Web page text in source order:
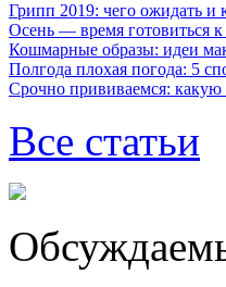
Грипп 2019: чего ожидать и
Осень — время готовиться к
Кошмарные образы: идеи
Полгода плохая погода: 5
Срочно прививаемся: какую
Все статьи